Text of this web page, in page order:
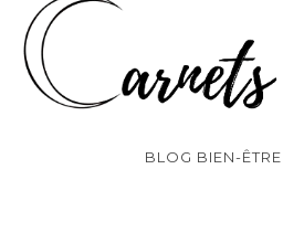
BLOG BIEN-